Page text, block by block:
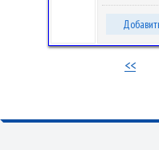
<<